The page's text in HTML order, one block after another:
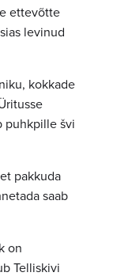
ettevõtte
levinud
kokkade
puhkpille švi
pakkuda
saab
on
Telliskivi